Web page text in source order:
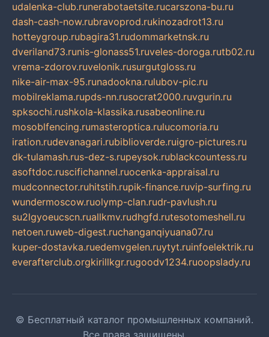
udalenka-club.runerabotaetsite.rucarszona-bu.ru
dash-cash-now.rubravoprod.rukinozadrot13.ru
hotteygroup.rubagira31.rudommarketnsk.ru
dveriland73.runis-glonass51.ruveles-doroga.rutb02.ru
vrema-zdorov.ruvelonik.rusurgutgloss.ru
nike-air-max-95.runadookna.rulubov-pic.ru
mobilreklama.rupds-nn.rusocrat2000.ruvgurin.ru
spksochi.rushkola-klassika.rusabeonline.ru
mosoblfencing.rumasteroptica.rulucomoria.ru
iration.rudevanagari.rubiblioverde.ruigro-pictures.ru
dk-tulamash.rus-dez-s.rupeysok.rublackcountess.ru
asoftdoc.ruscifichannel.ruocenka-appraisal.ru
mudconnector.ruhitstih.rupik-finance.ruvip-surfing.ru
wundermoscow.ruolymp-clan.rudr-pavlush.ru
su2lgyoeucscn.ruallkmv.rudhgfd.rutesotomeshell.ru
netoen.ruweb-digest.ruchanganqiyuana07.ru
kuper-dostavka.ruedemvgelen.ruytyt.ruinfoelektrik.ru
everafterclub.orgkirillkgr.rugoodv1234.ruoopslady.ru
© Бесплатный каталог промышленных компаний.
Все права защищены.